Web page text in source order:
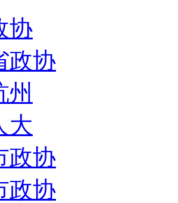
协
政协
州
大
政协
政协